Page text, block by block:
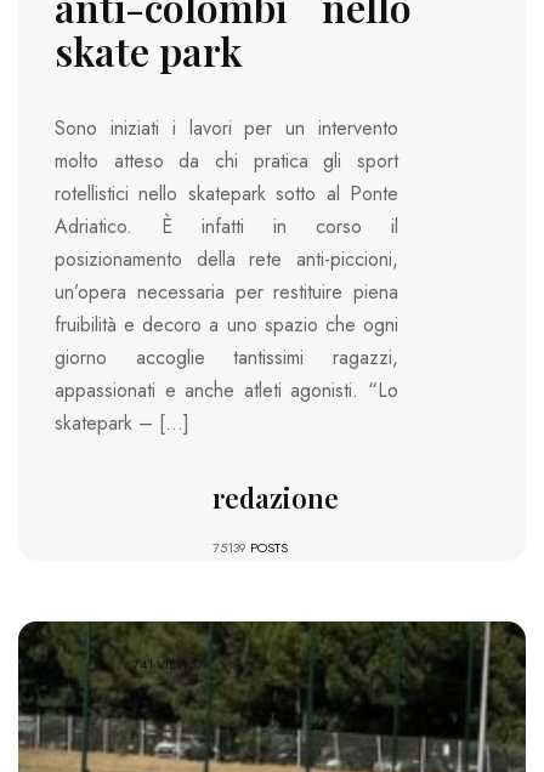
skate park
Sono iniziati i lavori per un intervento
molto atteso da chi pratica gli sport
rotellistici nello skatepark sotto al Ponte
Adriatico. È infatti in corso il
posizionamento della rete anti-piccioni,
un’opera necessaria per restituire piena
fruibilità e decoro a uno spazio che ogni
giorno accoglie tantissimi ragazzi,
appassionati e anche atleti agonisti. “Lo
skatepark – […]
redazione
75139 POSTS
741 VIEWS